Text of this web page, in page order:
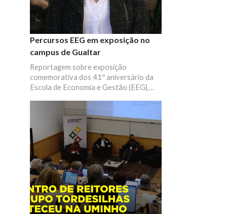
urbanos daquela vila.
Percursos EEG em exposição no
campus de Gualtar
Reportagem sobre exposição
comemorativa dos 41º aniversário da
Escola de Economia e Gestão (EEG),
presidente da EEG e Rui Vieira de
Castro, Reitor da Universidade do
Minho.